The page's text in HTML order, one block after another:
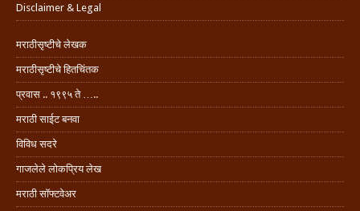
Disclaimer & Legal
मराठीसृष्टीचे लेखक
मराठीसृष्टीचे हितचिंतक
प्रवास .. १९९५ ते …..
मराठी साईट बनवा
विविध सदरे
गाजलेले लोकप्रिय लेख
मराठी सॉफ्टवेअर